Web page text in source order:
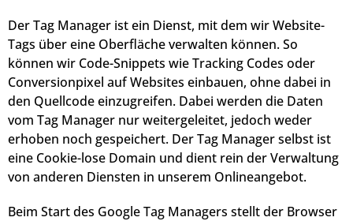
Der Tag Manager ist ein Dienst, mit dem wir Website-
Tags über eine Oberfläche verwalten können. So
können wir Code-Snippets wie Tracking Codes oder
Conversionpixel auf Websites einbauen, ohne dabei in
den Quellcode einzugreifen. Dabei werden die Daten
vom Tag Manager nur weitergeleitet, jedoch weder
erhoben noch gespeichert. Der Tag Manager selbst ist
eine Cookie-lose Domain und dient rein der Verwaltung
von anderen Diensten in unserem Onlineangebot.
Beim Start des Google Tag Managers stellt der Browser